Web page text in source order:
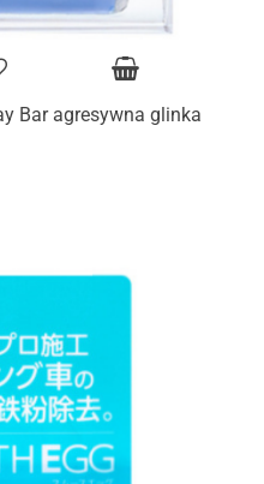
Bar agresywna glinka